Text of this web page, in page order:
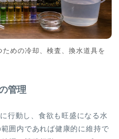
めの冷却、検査、換水道具を
管理
行動し、食欲も旺盛になる水
囲内であれば健康的に維持で